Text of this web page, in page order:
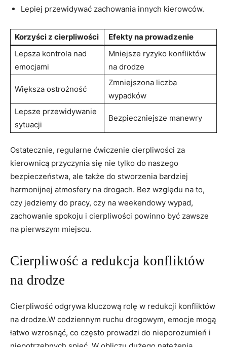
Lepiej przewidywać zachowania innych kierowców.
Korzyści z cierpliwości
Efekty na prowadzenie
Lepsza kontrola nad
emocjami
Mniejsze ryzyko konfliktów
na drodze
Większa ostrożność
Zmniejszona liczba
wypadków
Lepsze przewidywanie
sytuacji
Bezpieczniejsze manewry
Ostatecznie, regularne ćwiczenie cierpliwości za
kierownicą przyczynia się nie tylko do naszego
bezpieczeństwa, ale także do stworzenia bardziej
harmonijnej atmosfery na drogach. Bez względu na to,
czy jedziemy do pracy, czy na weekendowy wypad,
zachowanie spokoju i cierpliwości powinno być zawsze
na pierwszym miejscu.
Cierpliwość a redukcja konfliktów
na drodze
Cierpliwość odgrywa kluczową rolę w redukcji konfliktów
na drodze.W codziennym ruchu drogowym, emocje mogą
łatwo wzrosnąć, co często prowadzi do nieporozumień i